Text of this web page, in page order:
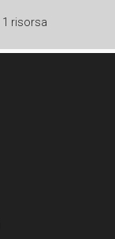
1 risorsa